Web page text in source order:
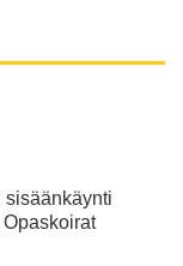
sisäänkäynti